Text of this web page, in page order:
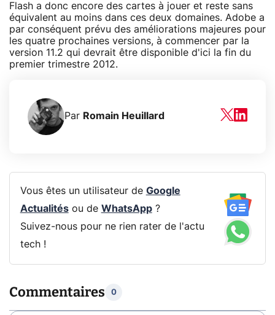
Flash a donc encore des cartes à jouer et reste sans
équivalent au moins dans ces deux domaines. Adobe a
par conséquent prévu des améliorations majeures pour
les quatre prochaines versions, à commencer par la
version 11.2 qui devrait être disponible d'ici la fin du
premier trimestre 2012.
Par Romain Heuillard
Vous êtes un utilisateur de Google
Actualitésou de WhatsApp?
Suivez-nous pour ne rien rater de l'actu
tech !
Commentaires 0